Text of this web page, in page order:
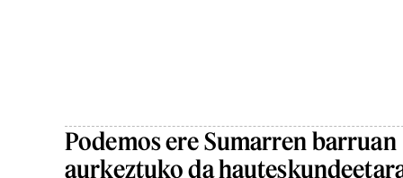
Podemos ere Sumarren barruan
aurkeztuko da